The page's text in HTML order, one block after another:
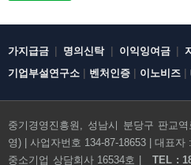
가지급금 | 명의신탁| 이익잉여금|
기업부설연구소 | 벤처인증 | 이노비즈 |
중기경영진흥원, 성남시 분당구 판교
영) | 사업자번호 134-87-18653 | 대표자
중소기업 상담회사 16534호 |
TEL :